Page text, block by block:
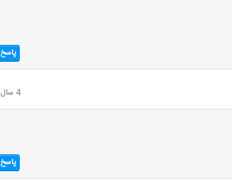
پاسخ
4 سال قبل
پاسخ